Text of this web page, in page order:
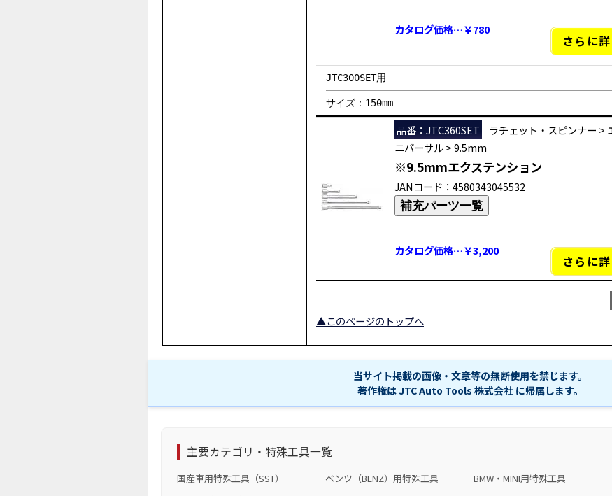
カタログ価格…￥780
さらに
JTC300SET用
サイズ：150mm
品番：JTC360SET ラチェット・スピンナー >
ニバーサル>9.5mm
※9.5mmエクステンション
JANコード：4580343045532
補充パーツ一覧
カタログ価格…￥3,200
さらに
▲このページのトップへ
当サイト掲載の画像・文章等の無断使用を禁じます。
著作権は JTC Auto Tools 株式会社 に帰属します。
主要カテゴリ・特殊工具一覧
国産車用特殊工具（SST） ベンツ（BENZ）用特殊工具 BMW・MINI用特殊工具